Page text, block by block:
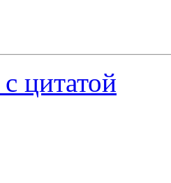
цитатой